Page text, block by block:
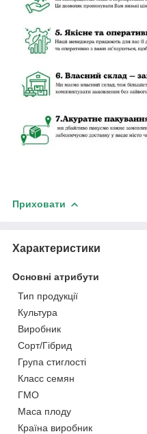
Приховати
Характеристики
Основні атрибути
Тип продукції
Культура
Виробник
Сорт/Гібрид
Група стиглості
Класс семян
ГМО
Маса плоду
Країна виробник